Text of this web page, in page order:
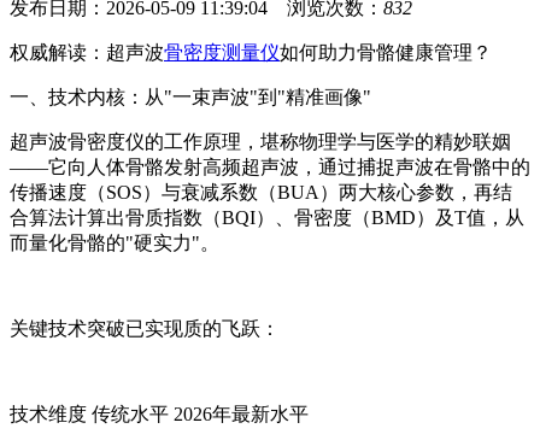
发布日期：2026-05-09 11:39:04 浏览次数： 832
权威解读：超声波骨密度测量仪如何助力骨骼健康管理？
一、技术内核：从"一束声波"到"精准画像"
超声波骨密度仪的工作原理，堪称物理学与医学的精妙联姻
——它向人体骨骼发射高频超声波，通过捕捉声波在骨骼中的
传播速度（SOS）与衰减系数（BUA）两大核心参数，再结
合算法计算出骨质指数（BQI）、骨密度（BMD）及T值，从
而量化骨骼的"硬实力"。
关键技术突破已实现质的飞跃：
技术维度 传统水平 2026年最新水平